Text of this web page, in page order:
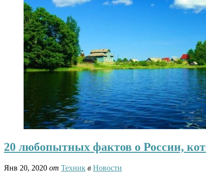
20 любопытных фактов о России,
Янв 20, 2020 от Техник в Новости